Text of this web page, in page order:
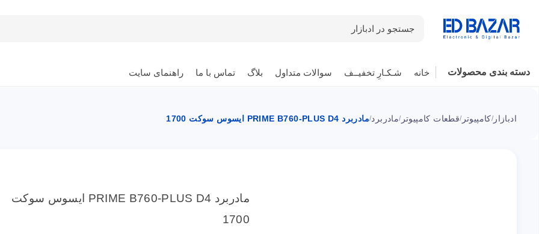
جستجو در ادبازار
دسته بندی محصولات خانه شـکـارِ تخفیــف سوالات متداول بلاگ تماس با ما راهنمای سایت
ادبازار /کامپیوتر /قطعات کامپیوتر /مادربرد/مادربرد PRIME B760-PLUS D4 ایسوس سوکت 1700
مادربرد PRIME B760-PLUS D4 ایسوس سوکت
1700